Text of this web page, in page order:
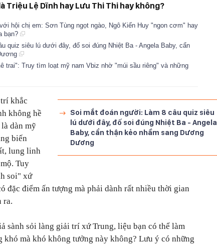
Triệu Lệ Dĩnh hay Lưu Thi Thi hay không?
hội chị em: Sơn Tùng ngọt ngào, Ngô Kiến Huy "ngon cơm" hay
bạn?
quiz siêu lú dưới đây, đố soi đúng Nhiệt Ba - Angela Baby, cẩn
trai": Truy tìm loạt mỹ nam Vbiz nhờ "múi sầu riêng" và những
Soi mắt đoán người: Làm 8 câu quiz siêu
lú dưới đây, đố soi đúng Nhiệt Ba - Angela
Baby, cẩn thận kẻo nhầm sang Dương
Dương
khắc
không hề
dàn mỹ
biến
lung linh
Tuy
soi" xứ
đặc điểm ấn tượng mà phải dành rất nhiều thời gian
ra.
sành sỏi làng giải trí xứ Trung, liệu bạn có thể làm
khó mà khó không tưởng này không? Lưu ý có những